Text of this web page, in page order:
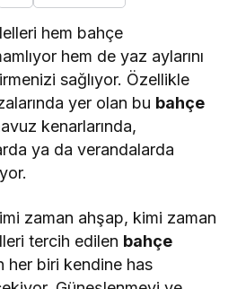
hem bahçe
hem de yaz aylarını
sağlıyor. Özellikle
yer olan bu bahçe
kenarlarında,
ya da verandalarda
zaman ahşap, kimi zaman
tercih edilen bahçe
her biri kendine has